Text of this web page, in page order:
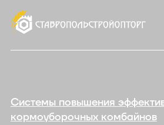
Системы повышения
кормоуборочных комбайнов